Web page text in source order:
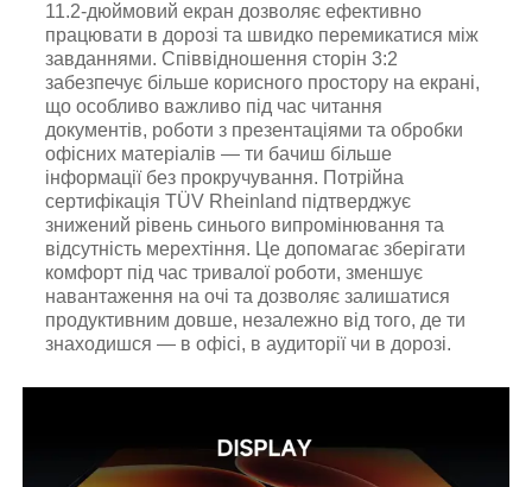
11.2-дюймовий екран дозволяє ефективно
працювати в дорозі та швидко перемикатися між
завданнями. Співвідношення сторін 3:2
забезпечує більше корисного простору на екрані,
що особливо важливо під час читання
документів, роботи з презентаціями та обробки
офісних матеріалів — ти бачиш більше
інформації без прокручування. Потрійна
сертифікація TÜV Rheinland підтверджує
знижений рівень синього випромінювання та
відсутність мерехтіння. Це допомагає зберігати
комфорт під час тривалої роботи, зменшує
навантаження на очі та дозволяє залишатися
продуктивним довше, незалежно від того, де ти
знаходишся — в офісі, в аудиторії чи в дорозі.